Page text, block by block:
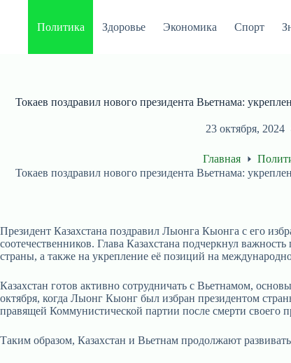
Политика Здоровье Экономика Спорт
Токаев поздравил нового президента Вьетнама:
23 октября, 2024
Главная
Токаев поздравил нового президента Вьетнама:
Президент Казахстана поздравил Лыонга Кыонга с его
соотечественников. Глава Казахстана подчеркнул
страны, а также на укрепление её позиций на
Казахстан готов активно сотрудничать с Вьетнамом,
октября, когда Лыонг Кыонг был избран президентом
правящей Коммунистической партии после смерти своего
Таким образом, Казахстан и Вьетнам продолжают